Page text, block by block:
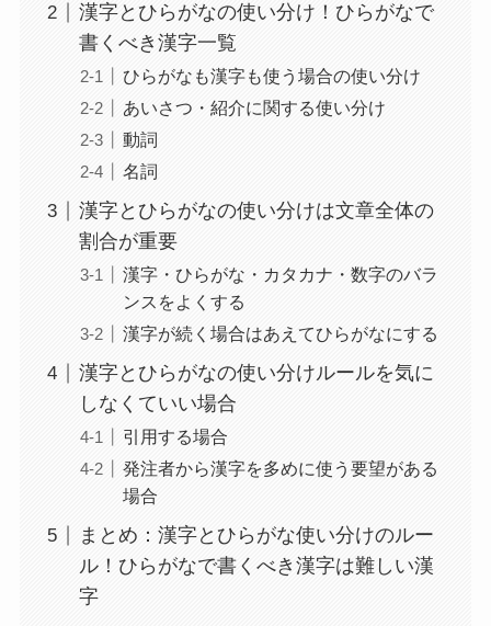
漢字とひらがなの使い分け！ひらがなで
書くべき漢字一覧
ひらがなも漢字も使う場合の使い分け
あいさつ・紹介に関する使い分け
動詞
名詞
漢字とひらがなの使い分けは文章全体の
割合が重要
漢字・ひらがな・カタカナ・数字のバラ
ンスをよくする
漢字が続く場合はあえてひらがなにする
漢字とひらがなの使い分けルールを気に
しなくていい場合
引用する場合
発注者から漢字を多めに使う要望がある
場合
まとめ：漢字とひらがな使い分けのルー
ル！ひらがなで書くべき漢字は難しい漢
字